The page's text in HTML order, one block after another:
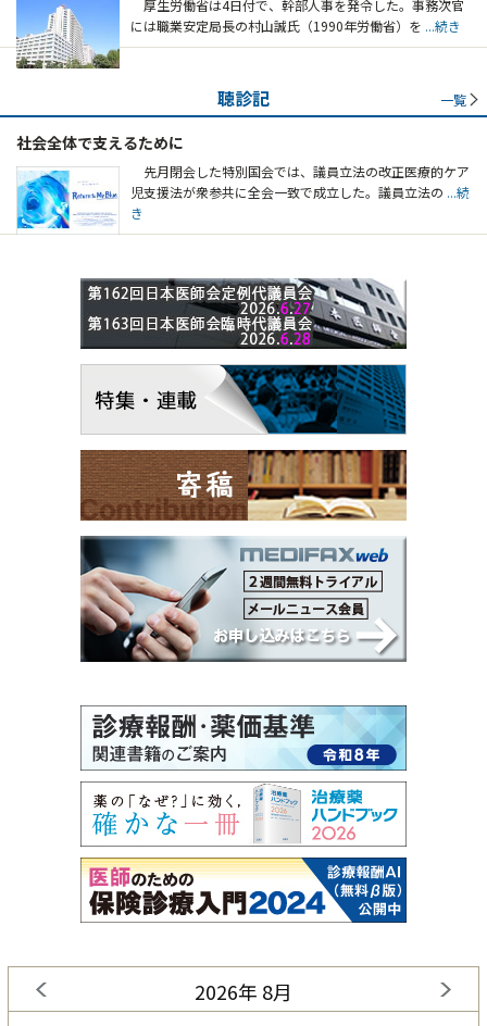
厚生労働省は4日付で、幹部人事を発令した。事務次官
には職業安定局長の村山誠氏（1990年労働省）を ...続き
聴診記 一覧
社会全体で支えるために
先月閉会した特別国会では、議員立法の改正医療的ケア
児支援法が衆参共に全会一致で成立した。議員立法の ...続
き
2026年 8月